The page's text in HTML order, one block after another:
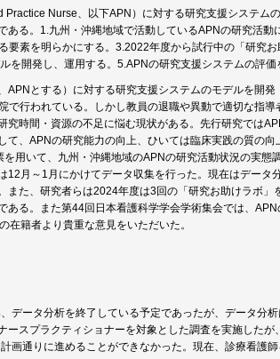
Nurse、以下APN）に対する研究支援システム
ある。1.九州・沖縄地域で活動しているAPNの研究活
要素を明らかにする。3.2022年度から試行中の「研究
を開発し、運用する。5.APNの研究支援システムの評価
APNとする）に対する研究支援システムのモデルを開
で行われている。しかし教員の退職や異動で適切な指
究時間・資源の不足に悩む現状がある。先行研究では
、APNの研究能力の向上、ひいては臨床実践の質の向
用いて、九州・沖縄地域のAPNの研究活動状況の実態
12月～1月にかけてデータ収集を行った。現在はデータ
また、研究者らは2024年度は3回の「研究お助けラボ
ある。また第44回日本看護科学学会学術集会では、
在籍者より貴重な意見をいただいた。
データ分析を終了している予定であったが、データ分
ースプラクティショナーを対象とした調査を実施した
画通りに進めることができなかった。現在、診療看護